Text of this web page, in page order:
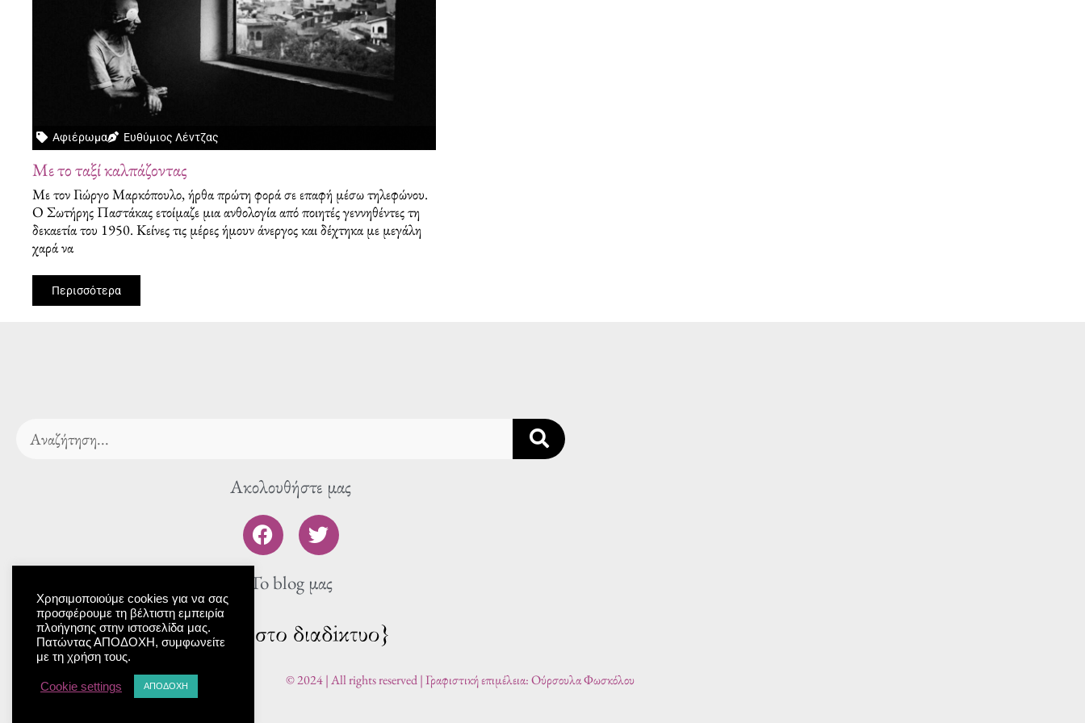
Αφιέρωμα Ευθύμιος Λέντζας
Με το ταξί καλπάζοντας
Με τον Γιώργο Μαρκόπουλο, ήρθα πρώτη φορά σε επαφή μέσω τηλεφώνου.
Ο Σωτήρης Παστάκας ετοίμαζε μια ανθολογία από ποιητές γεννηθέντες τη
δεκαετία του 1950. Κείνες τις μέρες ήμουν άνεργος και δέχτηκα με μεγάλη
χαρά να
Περισσότερα
Search
Ακολουθήστε μας
F
a
c
e
o
o
T
w
i
t
e
r
To blog μας
© 2024 | All rights reserved | Γραφιστική επιμέλεια: Ούρσουλα Φωσκόλου
Χρησιμοποιούμε cookies για να σας
προσφέρουμε τη βέλτιστη εμπειρία
πλοήγησης στην ιστοσελίδα μας.
Πατώντας ΑΠΟΔΟΧΗ, συμφωνείτε
με τη χρήση τους.
Cookie settings ΑΠΟΔΟΧΗ